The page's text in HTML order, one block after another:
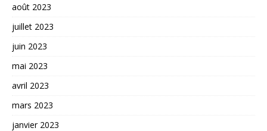
août 2023
juillet 2023
juin 2023
mai 2023
avril 2023
mars 2023
janvier 2023